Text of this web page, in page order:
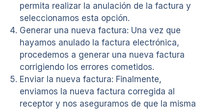
permita realizar la anulación de la factura y
seleccionamos esta opción.
Generar una nueva factura: Una vez que
hayamos anulado la factura electrónica,
procedemos a generar una nueva factura
corrigiendo los errores cometidos.
Enviar la nueva factura: Finalmente,
enviamos la nueva factura corregida al
receptor y nos aseguramos de que la misma